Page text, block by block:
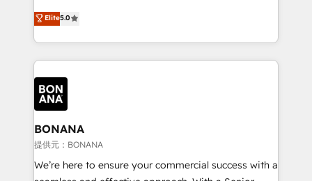
the agency services you'd expect from your
HubSpot Solutions Partner. As one of the UK's
longest-standing partners, we are experts at
maximising the value of the HubSpot platform and
building an integrated growth stack that brings your
business, operational and technical requirements to
life, and creates a 360˚ view of your customer to
help your teams do more. We specialise in HubSpot
technical services, website design and development
as well as agency services that help set you up for
success. Now, more than ever you need to connect
Elite5.0
BONANA
提供元：BONANA
We’re here to ensure your commercial success with a